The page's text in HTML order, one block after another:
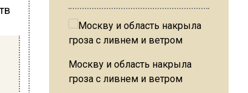
Москву и область накрыла
гроза с ливнем и ветром